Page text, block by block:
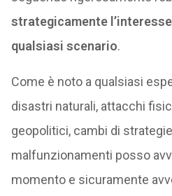
strategicamente
qualsiasi scenario.
Come è noto a qualsiasi
disastri naturali, attacchi
geopolitici, cambi di
malfunzionamenti posso
momento e sicuramente